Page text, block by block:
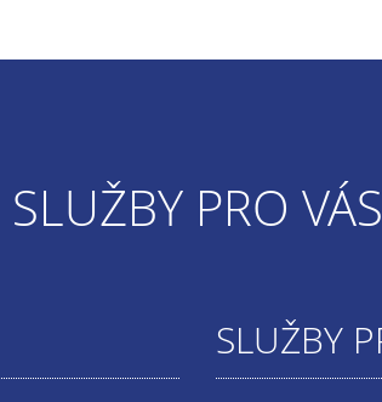
SLUŽBY PRO VÁS
SLUŽBY